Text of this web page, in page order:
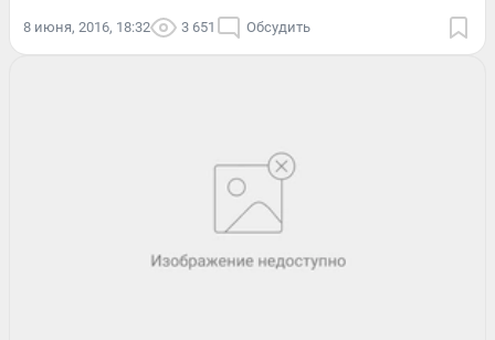
8 июня, 2016, 18:32 3 651 Обсудить